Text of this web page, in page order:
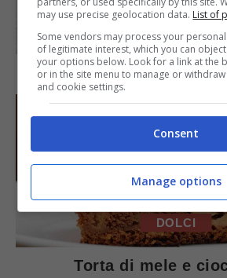
SECONDI PIATTI
Arista di maiale
DOLCI
Torta di mele e
may use precise geolocation data. List of
Some vendors may process your
of legitimate interest, which you can
your options below. Look for a link at the
or in the site menu to manage or
and cookie settings.
Consent
Manage options